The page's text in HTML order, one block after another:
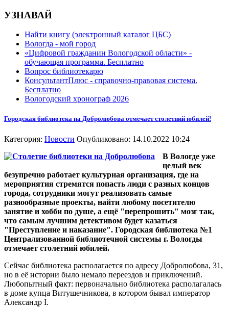
УЗНАВАЙ
Найти книгу (электронный каталог ЦБС)
Вологда - мой город
«Цифровой гражданин Вологодской области» -
обучающая программа. Бесплатно
Вопрос библиотекарю
КонсультантПлюс - справочно-правовая система.
Бесплатно
Вологодский хронограф 2026
Городская библиотека на Добролюбова отмечает столетний юбилей!
Категория: Новости Опубликовано: 14.10.2022 10:24
В Вологде уже
целый век
безупречно работает культурная организация, где на
мероприятия стремятся попасть люди с разных концов
города, сотрудники могут реализовать самые
разнообразные проекты, найти любому посетителю
занятие и хобби по душе, а ещё "перепрошить" мозг так,
что самым лучшим детективом будет казаться
"Преступление и наказание". Городская библиотека №1
Централизованной библиотечной системы г. Вологды
отмечает столетний юбилей.
Сейчас библиотека располагается по адресу Добролюбова, 31,
но в её истории было немало переездов и приключений.
Любопытный факт: первоначально библиотека располагалась
в доме купца Витушечникова, в котором бывал император
Александр I.